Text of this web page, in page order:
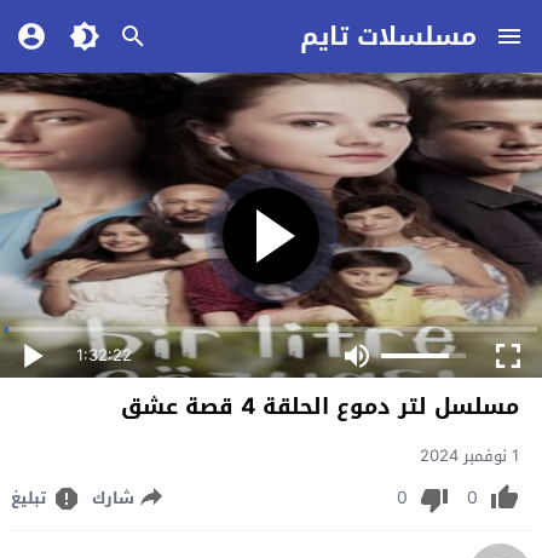
مسلسلات تايم
1:32:22
مسلسل لتر دموع الحلقة 4 قصة عشق
1 نوفمبر 2024
0
0 شارك تبليغ